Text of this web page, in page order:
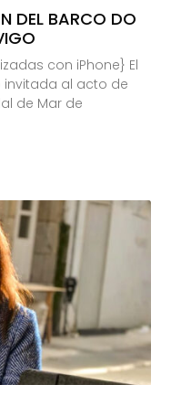
DEL BARCO DO
con iPhone} El
invitada al acto de
de Mar de